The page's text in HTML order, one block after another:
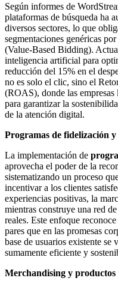
Según informes de
plataformas de búsqueda ha
diversos sectores, lo que
segmentaciones genéricas
(Value-Based Bidding).
inteligencia artificial para
reducción del 15% en el
no es solo el clic, sino el
(ROAS), donde las empresas
para garantizar la
de la atención digital.
Programas de fidelización
La implementación de
aprovecha el poder de la
sistematizando un proceso
incentivar a los clientes
experiencias positivas, la
mientras construye una red
reales. Este enfoque
pares que en las promesas
base de usuarios existente
sumamente eficiente y
Merchandising y productos